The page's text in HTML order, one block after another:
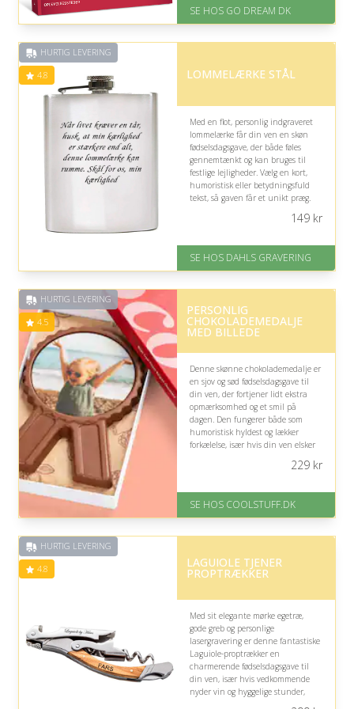
inden for 1 time
SE HOS GO DREAM DK
HURTIG LEVERING
4.8 LOMMELÆRKE STÅL
Med en flot, personlig indgraveret
lommelærke får din ven en skøn
fødselsdagsgave, der både føles
gennemtænkt og kan bruges til
festlige lejligheder. Vælg en kort,
humoristisk eller betydningsfuld
tekst, så gaven får et unikt præg.
på 4.8 ud af 5
149kr
SE HOS DAHLS GRAVERING
HURTIG LEVERING
4.5
PERSONLIG
CHOKOLADEMEDALJE
MED BILLEDE
Denne skønne chokolademedalje er
en sjov og sød fødselsdagsgave til
din ven, der fortjener lidt ekstra
opmærksomhed og et smil på
dagen. Den fungerer både som
humoristisk hyldest og lækker
forkælelse, især hvis din ven elsker
er 1-3 hverdage.
på 4.5 ud af 5
229kr
SE HOS COOLSTUFF.DK
HURTIG LEVERING
4.8 LAGUIOLE TJENER
PROPTRÆKKER
Med sit elegante mørke egetræ,
gode greb og personlige
lasergravering er denne fantastiske
Laguiole-proptrækker en
charmerende fødselsdagsgave til
din ven, især hvis vedkommende
nyder vin og hyggelige stunder,